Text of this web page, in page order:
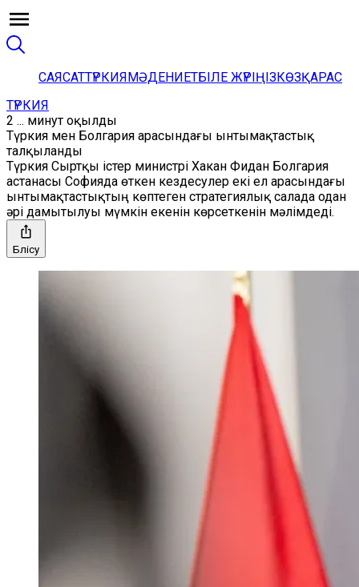
САЯСАТТҮРКИЯМӘДЕНИЕТБІЛЕ ЖҮРІҢІЗКӨЗҚАРАС
ТҮРКИЯ
2 ... минут оқылды
Түркия мен Болгария арасындағы ынтымақтастық
талқыланды
Түркия Сыртқы істер министрі Хакан Фидан Болгария
астанасы Софияда өткен кездесулер екі ел арасындағы
ынтымақтастықтың көптеген стратегиялық салада одан
әрі дамытылуы мүмкін екенін көрсеткенін мәлімдеді.
Бөлісу